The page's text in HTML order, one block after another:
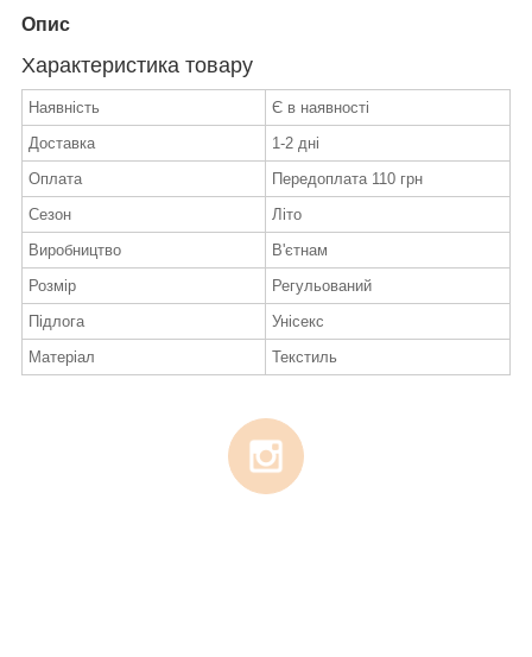
Опис
Характеристика товару
Наявність
Є в наявності
Доставка
1-2 дні
Оплата
Передоплата 110 грн
Сезон
Літо
Виробництво
В'єтнам
Розмір
Регульований
Підлога
Унісекс
Матеріал
Текстиль